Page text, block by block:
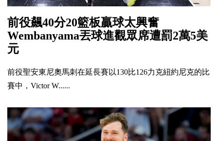
前役飆40分20籃板贏球太興奮
Wembanyama丟球進觀眾席遭罰2萬5美
元
前役聖安東尼奧馬刺在延長賽以130比126力克紐約尼克的比
賽中，Victor W......